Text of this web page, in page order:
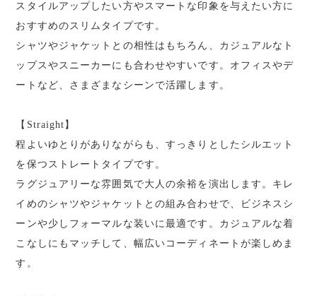
スタイルアップしたい方やスマートな印象を与えたい方に
おすすめのスリムタイプです。
シャツやジャケットとの相性はもちろん、カジュアルなト
ップスやスニーカーにも合わせやすいです。オフィスやデ
ートなど、さまざまなシーンで活躍します。
【Straight】
程よいゆとりがありながらも、すっきりとしたシルエット
を保つストレートタイプです。
ラグジュアリーな雰囲気で大人の余裕を演出します。キレ
イめのシャツやジャケットとの組み合わせで、ビジネスシ
ーンや少しフォーマルな装いに最適です。カジュアルな着
こなしにもマッチして、幅広いコーディネートが楽しめま
す。